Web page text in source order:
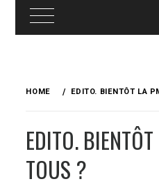
HOME EDITO. BIENTÔT LA
EDITO.
TOUS ?